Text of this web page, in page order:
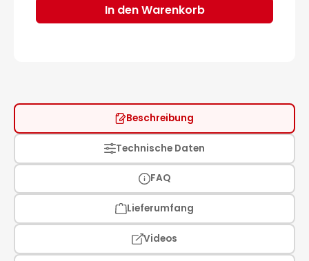
In den Warenkorb
Beschreibung
Technische Daten
FAQ
Lieferumfang
Videos